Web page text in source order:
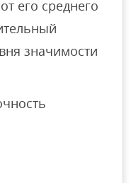
его среднего
значимости